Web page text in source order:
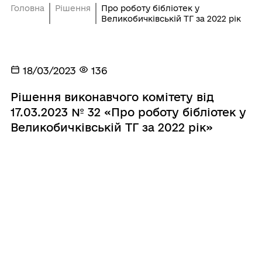
Головна Рішення
Про роботу бібліотек у
Великобичківській ТГ за 2022 рік
18/03/2023 136
Рішення виконавчого комітету від
17.03.2023 № 32 «Про роботу бібліотек у
Великобичківській ТГ за 2022 рік»